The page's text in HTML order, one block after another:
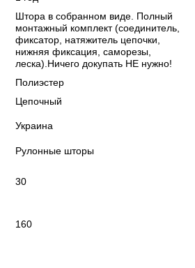
Штора в собранном виде. Полный
монтажный комплект (соединитель,
фиксатор, натяжитель цепочки,
нижняя фиксация, саморезы,
леска).Ничего докупать НЕ нужно!
Полиэстер
Цепочный
Украина
Рулонные шторы
30
160